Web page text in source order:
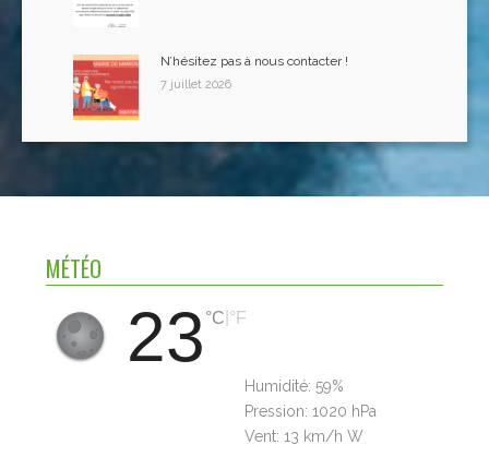
N’hésitez pas à nous contacter !
7 juillet 2026
MÉTÉO
23 °C °F
Humidité: 59%
Pression: 1020 hPa
Vent: 13 km/h W